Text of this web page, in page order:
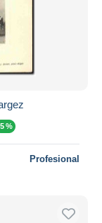
%
Profesional